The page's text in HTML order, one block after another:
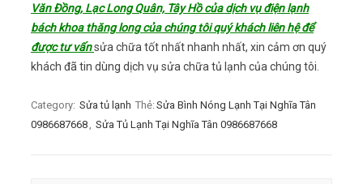
Văn Đồng, Lạc Long Quân, Tây Hồ của dịch vụ điện lạnh
bách khoa thăng long của chúng tôi quý khách liên hệ để
được tư vấnsửa chữa tốt nhất nhanh nhất, xin cảm ơn quý
khách đã tin dùng dịch vụ sửa chữa tủ lạnh của chúng tôi.
Category: Sửa tủ lạnh Thẻ: Sửa Bình Nóng Lạnh Tại Nghĩa Tân
0986687668, Sửa Tủ Lạnh Tại Nghĩa Tân 0986687668